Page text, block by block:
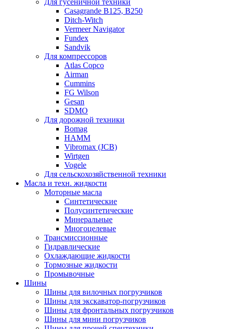
Casagrande B125, B250
Ditch-Witch
Vermeer Navigator
Fundex
Sandvik
Для компрессоров
Atlas Copco
Airman
Cummins
FG Wilson
Gesan
SDMO
Для дорожной техники
Bomag
HAMM
Vibromax (JCB)
Wirtgen
Vogele
Для сельскохозяйственной техники
Масла и техн. жидкости
Моторные масла
Синтетические
Полусинтетические
Минеральные
Многоцелевые
Трансмиссионные
Гидравлические
Охлаждающие жидкости
Тормозные жидкости
Промывочные
Шины
Шины для вилочных погрузчиков
Шины для экскаватор-погрузчиков
Шины для фронтальных погрузчиков
Шины для мини погрузчиков